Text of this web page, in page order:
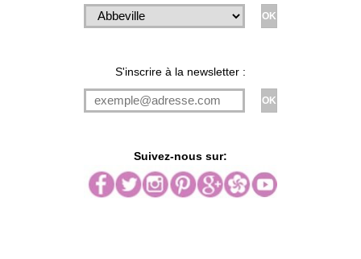
S'inscrire à la newsletter :
Suivez-nous sur: